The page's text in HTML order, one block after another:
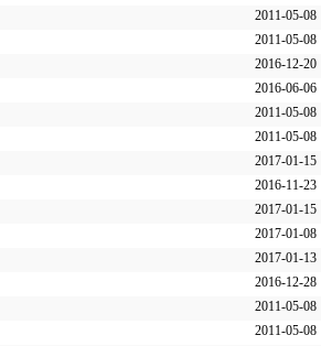
2011-05-08
2011-05-08
2016-12-20
2016-06-06
2011-05-08
2011-05-08
2017-01-15
2016-11-23
2017-01-15
2017-01-08
2017-01-13
2016-12-28
2011-05-08
2011-05-08